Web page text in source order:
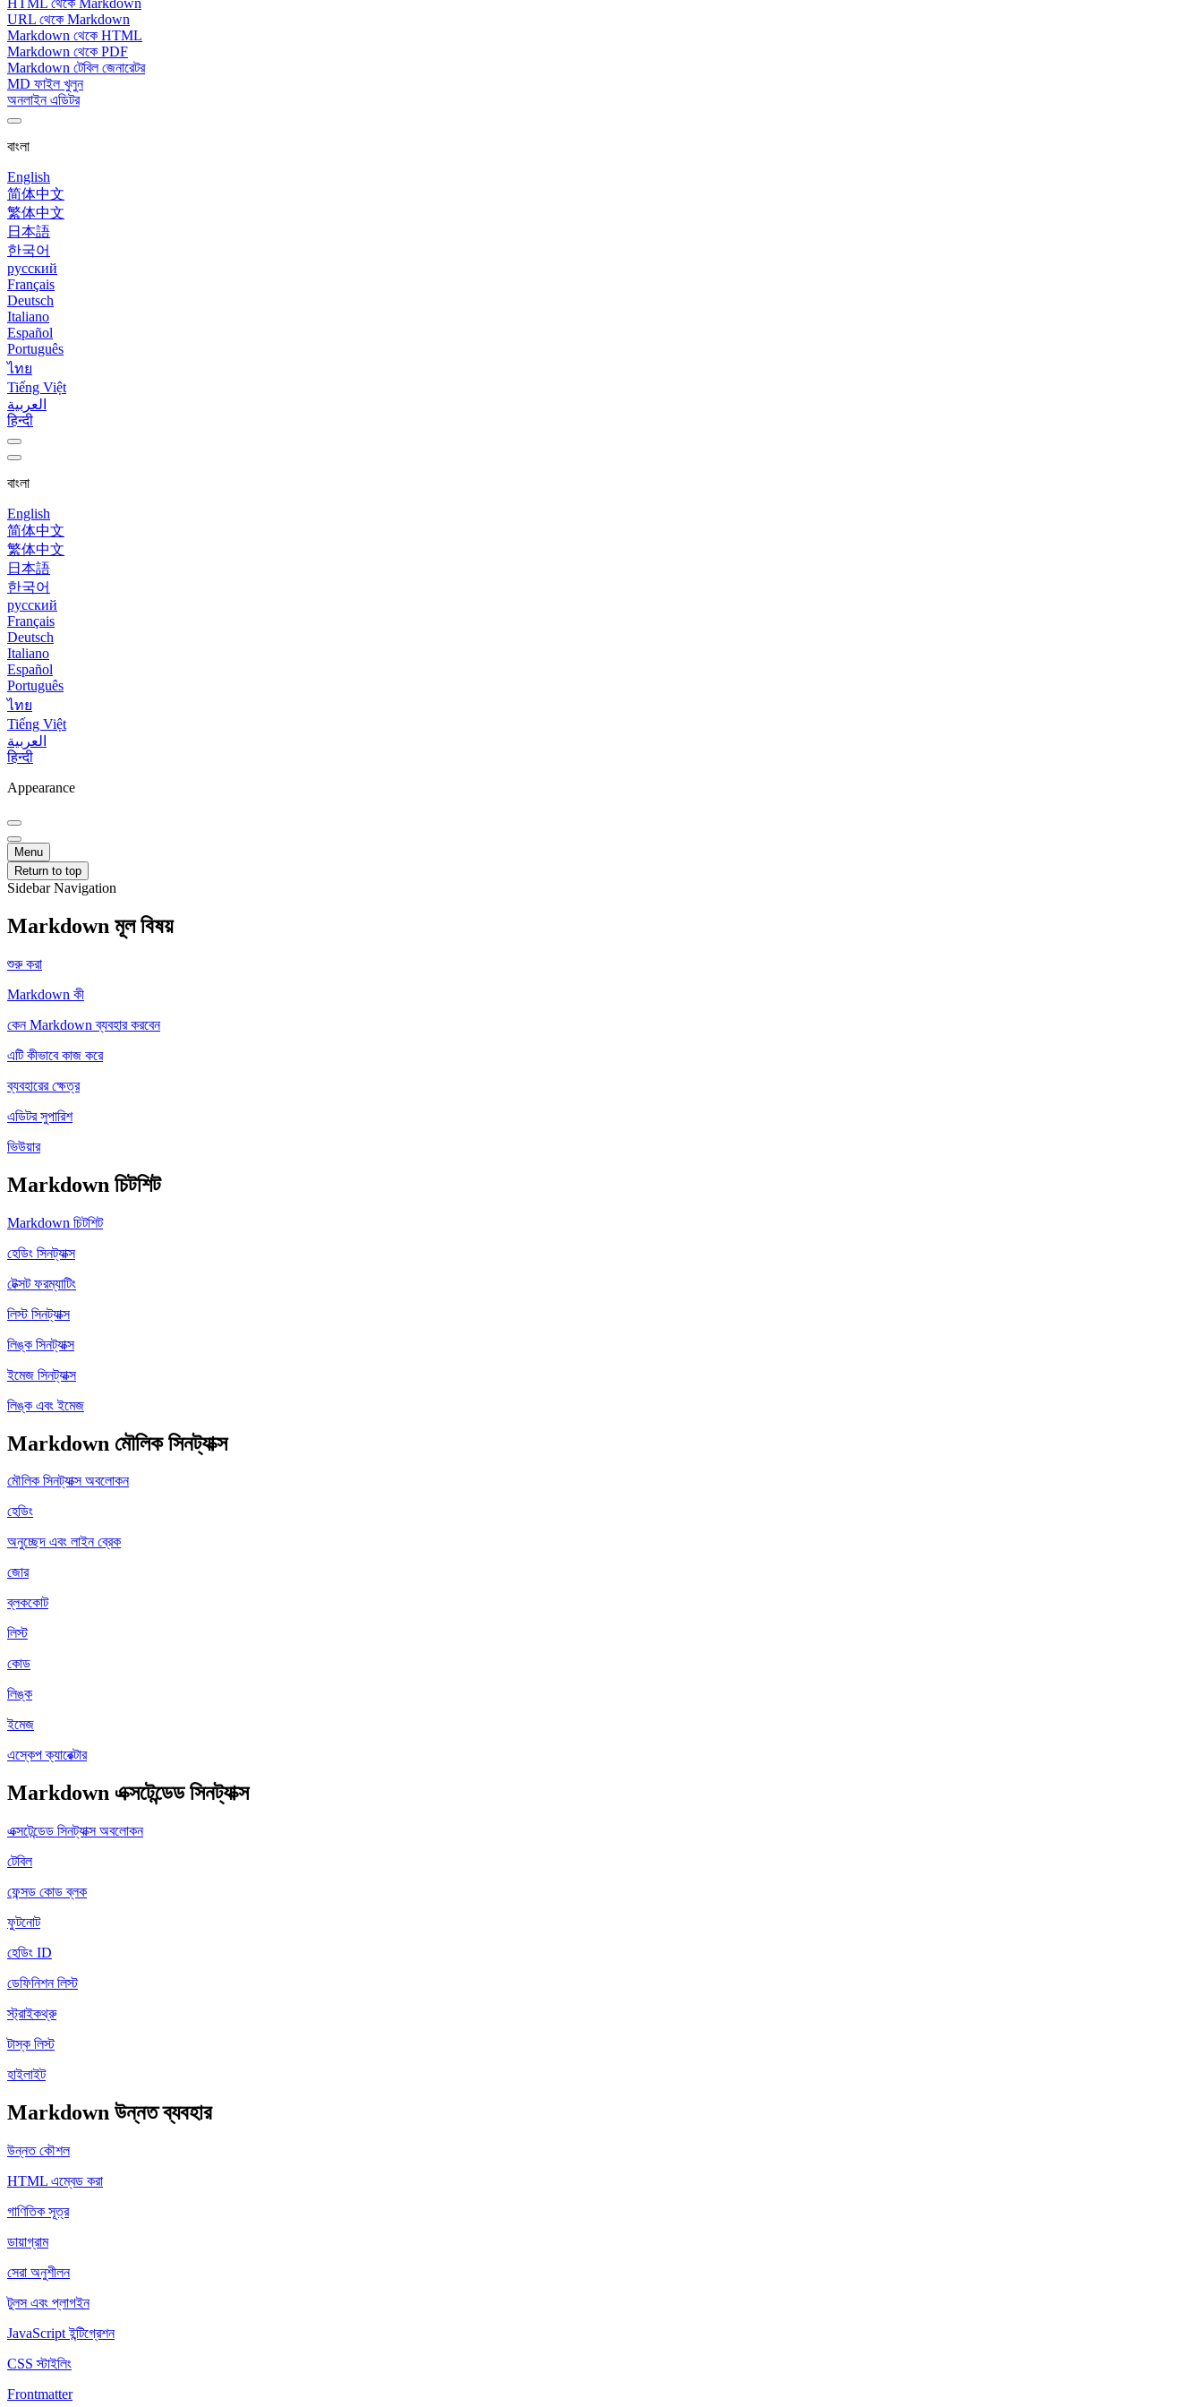
HTML থেকে Markdown
URL থেকে Markdown
Markdown থেকে HTML
Markdown থেকে PDF
Markdown টেবিল জেনারেটর
MD ফাইল খুলুন
অনলাইন এডিটর
বাংলা
English
简体中文
繁体中文
日本語
한국어
русский
Français
Deutsch
Italiano
Español
Português
ไทย
Tiếng Việt
العربية
हिन्दी
বাংলা
English
简体中文
繁体中文
日本語
한국어
русский
Français
Deutsch
Italiano
Español
Português
ไทย
Tiếng Việt
العربية
हिन्दी
Appearance
Menu
Return to top
Sidebar Navigation
Markdown মূল বিষয়
শুরু করা
Markdown কী
কেন Markdown ব্যবহার করবেন
এটি কীভাবে কাজ করে
ব্যবহারের ক্ষেত্র
এডিটর সুপারিশ
ভিউয়ার
Markdown চিটশিট
Markdown চিটশিট
হেডিং সিনট্যাক্স
টেক্সট ফরম্যাটিং
লিস্ট সিনট্যাক্স
লিঙ্ক সিনট্যাক্স
ইমেজ সিনট্যাক্স
লিঙ্ক এবং ইমেজ
Markdown মৌলিক সিনট্যাক্স
মৌলিক সিনট্যাক্স অবলোকন
হেডিং
অনুচ্ছেদ এবং লাইন ব্রেক
জোর
ব্লককোট
লিস্ট
কোড
লিঙ্ক
ইমেজ
এস্কেপ ক্যারেক্টার
Markdown এক্সটেন্ডেড সিনট্যাক্স
এক্সটেন্ডেড সিনট্যাক্স অবলোকন
টেবিল
ফেন্সড কোড ব্লক
ফুটনোট
হেডিং ID
ডেফিনিশন লিস্ট
স্ট্রাইকথ্রু
টাস্ক লিস্ট
হাইলাইট
Markdown উন্নত ব্যবহার
উন্নত কৌশল
HTML এম্বেড করা
গাণিতিক সূত্র
ডায়াগ্রাম
সেরা অনুশীলন
টুলস এবং প্লাগইন
JavaScript ইন্টিগ্রেশন
CSS স্টাইলিং
Frontmatter